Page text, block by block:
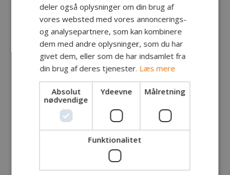
deler også oplysninger om din brug af
vores websted med vores annoncerings-
og analysepartnere, som kan kombinere
dem med andre oplysninger, som du har
givet dem, eller som de har indsamlet fra
din brug af deres tjenester. Læs mere
Absolut
nødvendige
Ydeevne Målretning
Funktionalitet